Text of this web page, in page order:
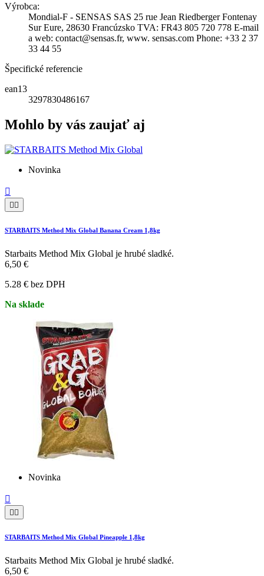
Výrobca:
Mondial-F - SENSAS SAS 25 rue Jean Riedberger Fontenay
Sur Eure, 28630 Francúzsko TVA: FR43 805 720 778 E-mail
a web: contact@sensas.fr, www. sensas.com Phone: +33 2 37
33 44 55
Špecifické referencie
ean13
3297830486167
Mohlo by vás zaujať aj
Novinka


STARBAITS Method Mix Global Banana Cream 1,8kg
Starbaits Method Mix Global je hrubé sladké.
6,50 €
5.28 € bez DPH
Na sklade
Novinka


STARBAITS Method Mix Global Pineapple 1,8kg
Starbaits Method Mix Global je hrubé sladké.
6,50 €